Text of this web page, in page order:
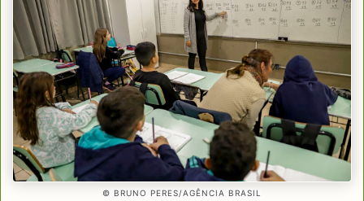
© BRUNO PERES/AGÊNCIA BRASIL